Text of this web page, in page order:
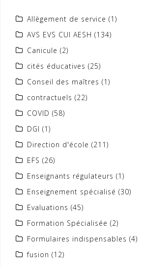
Allègement de service (1)
AVS EVS CUI AESH (134)
Canicule (2)
cités éducatives (25)
Conseil des maîtres (1)
contractuels (22)
COVID (58)
DGI (1)
Direction d'école (211)
EFS (26)
Enseignants régulateurs (1)
Enseignement spécialisé (30)
Evaluations (45)
Formation Spécialisée (2)
Formulaires indispensables (4)
fusion (12)